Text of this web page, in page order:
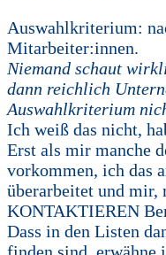
Auswahlkriterium:
Mitarbeiter:innen.
Niemand schaut
dann reichlich
Auswahlkriterium
Ich weiß das nicht,
Erst als mir manche
vorkommen, ich das
überarbeitet und
KONTAKTIEREN
Dass in den Listen